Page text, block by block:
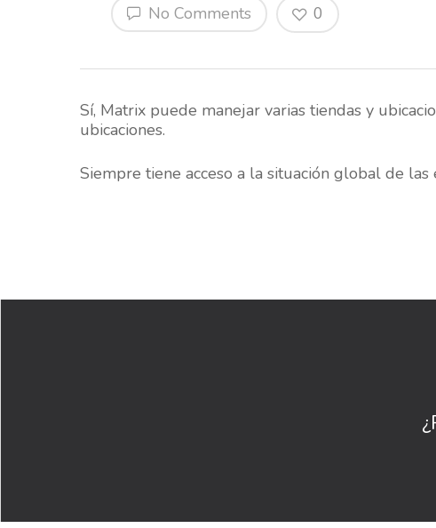
Hit enter to search or ESC to close
No Comments 0
Sí, Matrix puede manejar varias tiendas y
ubicaciones.
Siempre tiene acceso a la situación global de las